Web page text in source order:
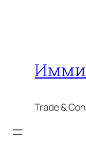
Trade &